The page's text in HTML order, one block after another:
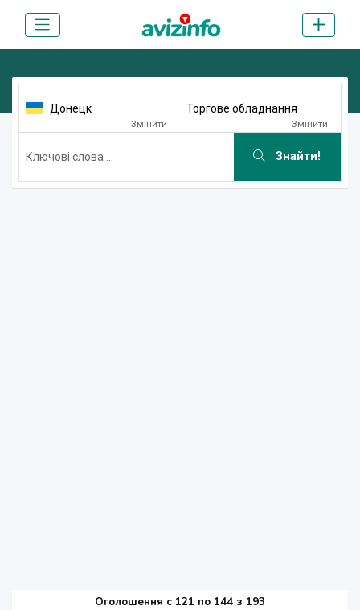
Донецк
Змінити
Торгове обладнання
Змінити
Знайти!
Оголошення c 121 по 144 з 193